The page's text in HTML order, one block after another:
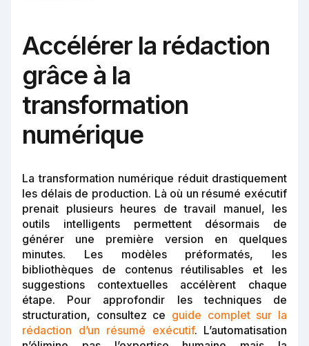
Accélérer la rédaction
grâce à la
transformation
numérique
La transformation numérique réduit drastiquement
les délais de production. Là où un résumé exécutif
prenait plusieurs heures de travail manuel, les
outils intelligents permettent désormais de
générer une première version en quelques
minutes. Les modèles préformatés, les
bibliothèques de contenus réutilisables et les
suggestions contextuelles accélèrent chaque
étape. Pour approfondir les techniques de
structuration, consultez ce guide complet sur la
rédaction d’un résumé exécutif. L’automatisation